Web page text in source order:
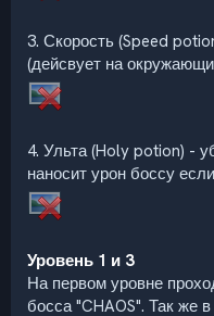
3. Скорость (Speed
(дейсвует на
4. Ульта (Holy potion) -
наносит урон боссу
Уровень 1 и 3
На первом уровне
босса "CHAOS". Так же